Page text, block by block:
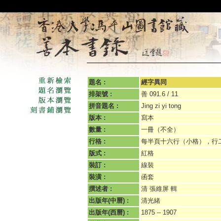
題名 :
經字異同
排架號 :
善 091.6 / 11
拼音題名 :
Jing zi yi tong
版本 :
寫本
數量 :
一冊（不全）
行格 :
每半頁十六行（小格），行
版式 :
紅格
裝訂 :
線裝
裝潢 :
函套
撰述者 :
清 張維屏 輯
出版年(中曆) :
清光緒
出版年(西曆) :
1875 -- 1907